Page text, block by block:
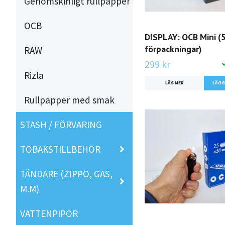
OCB
RAW
Rizla
Rullpapper med smak
STASH / FÖRVARING
TOBAKSTILLBEHÖR
TÄNDARE (ZIPPO, GAS,
M.M)
VATTENPIPOR
DISPLAY: OCB Mini
förpackningar)
299 kr
LÄS MER